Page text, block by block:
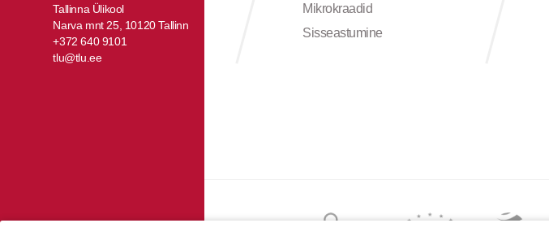
Tallinna Ülikool
Narva mnt 25, 10120 Tallinn
+372 640 9101
tlu@tlu.ee
Mikrokraadid
Sisseastumine